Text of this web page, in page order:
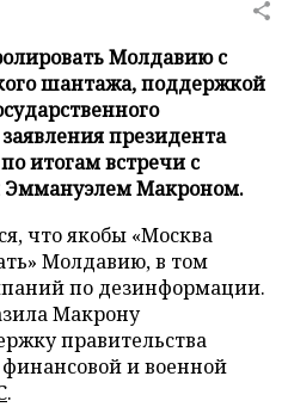
Молдавию с
шантажа, поддержкой
президента
итогам встречи с
Макроном.
что якобы «Москва
Молдавию, в том
по дезинформации.
Макрону
правительства
и военной
.